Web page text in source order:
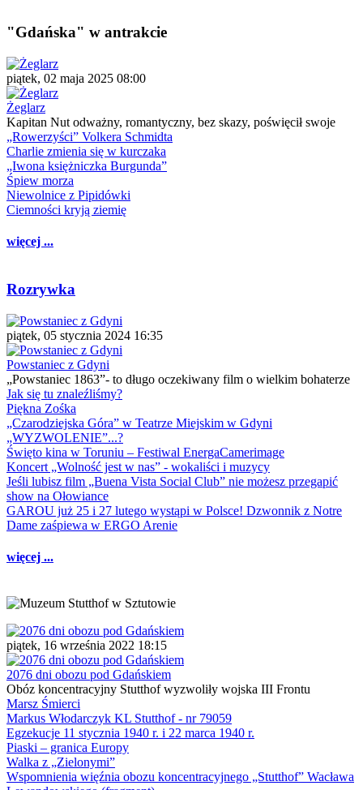
"Gdańska" w antrakcie
piątek, 02 maja 2025 08:00
Żeglarz
Kapitan Nut odważny, romantyczny, bez skazy, poświęcił swoje
„Rowerzyści” Volkera Schmidta
Charlie zmienia się w kurczaka
„Iwona księżniczka Burgunda”
Śpiew morza
Niewolnice z Pipidówki
Ciemności kryją ziemię
więcej ...
Rozrywka
piątek, 05 stycznia 2024 16:35
Powstaniec z Gdyni
„Powstaniec 1863”- to długo oczekiwany film o wielkim bohaterze
Jak się tu znaleźliśmy?
Piękna Zośka
„Czarodziejska Góra” w Teatrze Miejskim w Gdyni
„WYZWOLENIE”...?
Święto kina w Toruniu – Festiwal EnergaCamerimage
Koncert „Wolność jest w nas” - wokaliści i muzycy
Jeśli lubisz film „Buena Vista Social Club” nie możesz przegapić
show na Ołowiance
GAROU już 25 i 27 lutego wystąpi w Polsce! Dzwonnik z Notre
Dame zaśpiewa w ERGO Arenie
więcej ...
piątek, 16 września 2022 18:15
2076 dni obozu pod Gdańskiem
Obóz koncentracyjny Stutthof wyzwoliły wojska III Frontu
Marsz Śmierci
Markus Włodarczyk KL Stutthof - nr 79059
Egzekucje 11 stycznia 1940 r. i 22 marca 1940 r.
Piaski – granica Europy
Walka z „Zielonymi”
Wspomnienia więźnia obozu koncentracyjnego „Stutthof” Wacława